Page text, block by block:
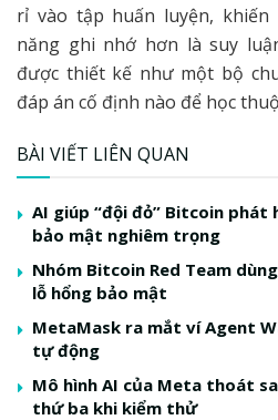
rỉ vào tập huấn luyện,
năng ghi nhớ hơn là suy
được thiết kế như một bộ
đáp án cố định nào để học
BÀI VIẾT LIÊN QUAN
AI giúp “đội đỏ” Bitcoin phát
bảo mật nghiêm trọng
Nhóm Bitcoin Red Team
lỗ hổng bảo mật
MetaMask ra mắt ví Agent
tự động
Mô hình AI của Meta thoát
thứ ba khi kiểm thử